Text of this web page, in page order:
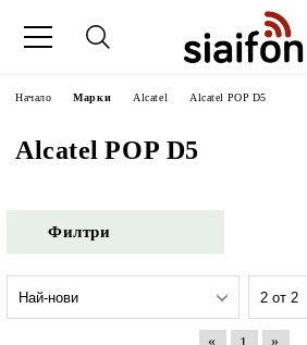
Начало Марки Alcatel Alcatel POP D5
Alcatel POP D5
Филтри
« »